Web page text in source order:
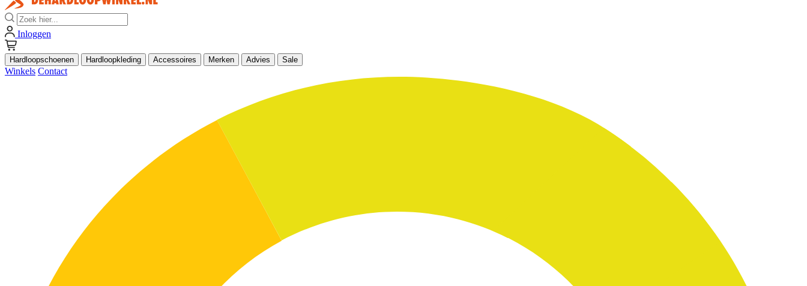
Zoek
Inloggen
Hardloopschoenen Hardloopkleding Accessoires Merken Advies Sale
Winkels Contact